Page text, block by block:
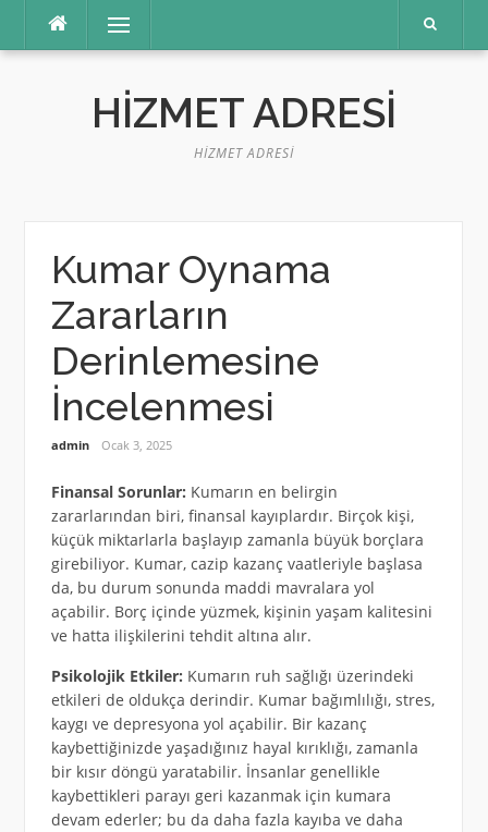
Menü
HIZMET ADRESI
HIZMET ADRESI
Kumar Oynama
Zararların
Derinlemesine
İncelenmesi
admin Ocak 3, 2025
Finansal Sorunlar: Kumarın en belirgin
zararlarından biri, finansal kayıplardır. Birçok kişi,
küçük miktarlarla başlayıp zamanla büyük borçlara
girebiliyor. Kumar, cazip kazanç vaatleriyle başlasa
da, bu durum sonunda maddi mavralara yol
açabilir. Borç içinde yüzmek, kişinin yaşam kalitesini
ve hatta ilişkilerini tehdit altına alır.
Psikolojik Etkiler: Kumarın ruh sağlığı üzerindeki
etkileri de oldukça derindir. Kumar bağımlılığı, stres,
kaygı ve depresyona yol açabilir. Bir kazanç
kaybettiğinizde yaşadığınız hayal kırıklığı, zamanla
bir kısır döngü yaratabilir. İnsanlar genellikle
kaybettikleri parayı geri kazanmak için kumara
devam ederler; bu da daha fazla kayıba ve daha